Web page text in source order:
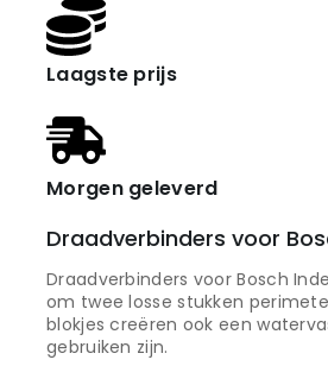
Laagste prijs
Morgen geleverd
Draadverbinders voor
Draadverbinders voor Bosch
om twee losse stukken
blokjes creëren ook een
gebruiken zijn.